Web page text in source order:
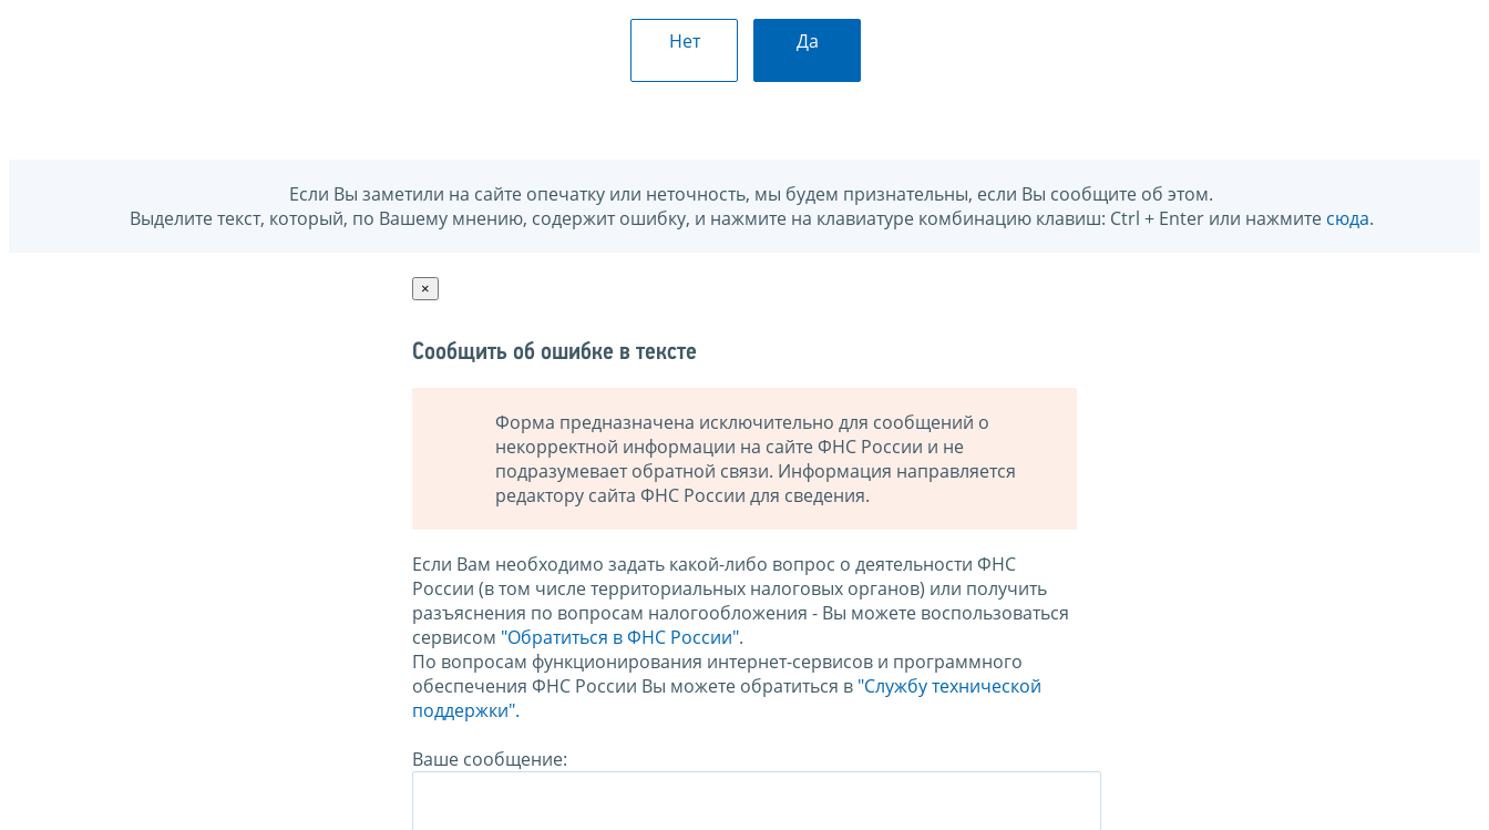
Нет Да
Если Вы заметили на сайте опечатку или неточность, мы будем признательны, если Вы сообщите об этом.
Выделите текст, который, по Вашему мнению, содержит ошибку, и нажмите на клавиатуре комбинацию клавиш: Ctrl + Enter или нажмите сюда.
×
Сообщить об ошибке в тексте
Форма предназначена исключительно для сообщений о
некорректной информации на сайте ФНС России и не
подразумевает обратной связи. Информация направляется
редактору сайта ФНС России для сведения.
Если Вам необходимо задать какой-либо вопрос о деятельности ФНС
России (в том числе территориальных налоговых органов) или получить
разъяснения по вопросам налогообложения - Вы можете воспользоваться
сервисом "Обратиться в ФНС России".
По вопросам функционирования интернет-сервисов и программного
обеспечения ФНС России Вы можете обратиться в "Службу технической
поддержки".
Ваше сообщение: